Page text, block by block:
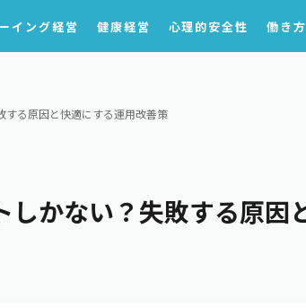
イング経営 健康経営 心理的安全性 働き方
する原因と快適にする運用改善策
しかない？失敗する原因